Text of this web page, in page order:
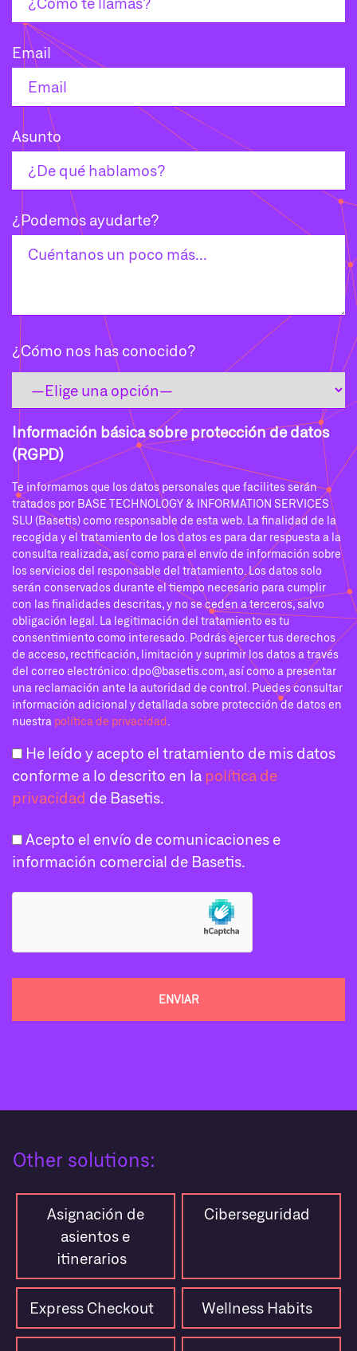
Email
Asunto
¿Podemos ayudarte?
¿Cómo nos has conocido?
Información básica sobre protección de datos
(RGPD)
Te informamos que los datos personales que facilites serán
tratados por BASE TECHNOLOGY & INFORMATION SERVICES
SLU (Basetis) como responsable de esta web. La finalidad de la
recogida y el tratamiento de los datos es para dar respuesta a la
consulta realizada, así como para el envío de información sobre
los servicios del responsable del tratamiento. Los datos solo
serán conservados durante el tiempo necesario para cumplir
con las finalidades descritas, y no se ceden a terceros, salvo
obligación legal. La legitimación del tratamiento es tu
consentimiento como interesado. Podrás ejercer tus derechos
de acceso, rectificación, limitación y suprimir los datos a través
del correo electrónico: dpo@basetis.com, así como a presentar
una reclamación ante la autoridad de control. Puedes consultar
información adicional y detallada sobre protección de datos en
nuestra política de privacidad
He leído y acepto el tratamiento de mis datos
conforme a lo descrito en la política de
privacidad de Basetis.
Acepto el envío de comunicaciones e
información comercial de Basetis.
Other solutions:
Asignación de
asientos e
itinerarios
Ciberseguridad
Express Checkout Wellness Habits